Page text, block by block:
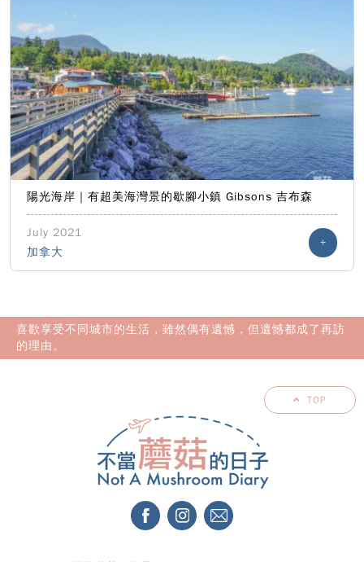
陽光海岸｜有超美海灣景的歇腳小鎮 Gibsons 吉布森
July 2021
加拿大
+
喜歡享受不同城市的生活，雖然偶有遺憾，但遺憾都成了再訪
的理由。
TOP